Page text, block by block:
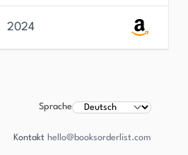
2024
Sprache
Kontakt hello@booksorderlist.com